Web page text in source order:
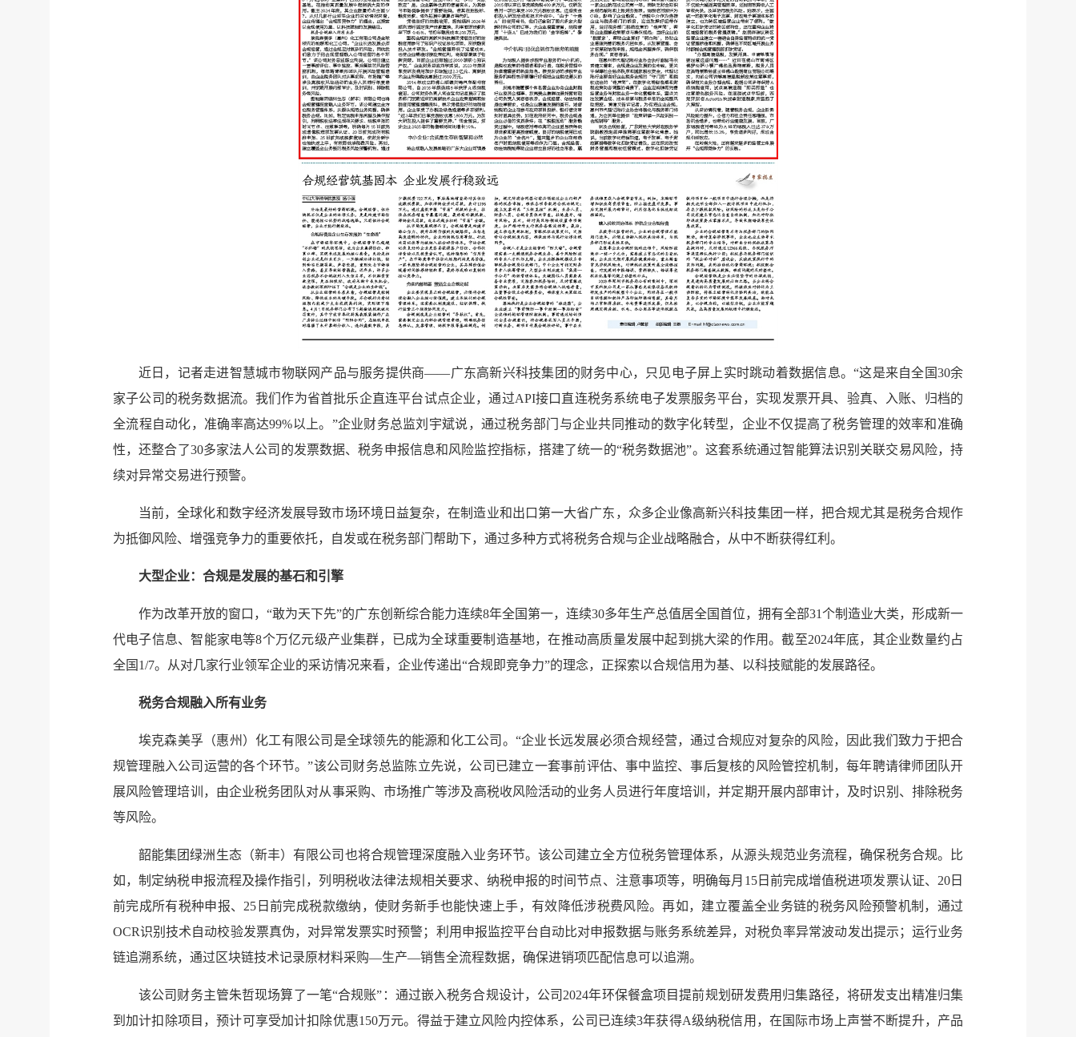
近日，记者走进智慧城市物联网产品与服务提供商——广东高新兴科技集团的财务中心，只见电子屏上实时跳动着数据信息。“这是来自全国30余
家子公司的税务数据流。我们作为省首批乐企直连平台试点企业，通过API接口直连税务系统电子发票服务平台，实现发票开具、验真、入账、归档的
全流程自动化，准确率高达99%以上。”企业财务总监刘宇斌说，通过税务部门与企业共同推动的数字化转型，企业不仅提高了税务管理的效率和准确
性，还整合了30多家法人公司的发票数据、税务申报信息和风险监控指标，搭建了统一的“税务数据池”。这套系统通过智能算法识别关联交易风险，持
续对异常交易进行预警。
当前，全球化和数字经济发展导致市场环境日益复杂，在制造业和出口第一大省广东，众多企业像高新兴科技集团一样，把合规尤其是税务合规作
为抵御风险、增强竞争力的重要依托，自发或在税务部门帮助下，通过多种方式将税务合规与企业战略融合，从中不断获得红利。
大型企业：合规是发展的基石和引擎
作为改革开放的窗口，“敢为天下先”的广东创新综合能力连续8年全国第一，连续30多年生产总值居全国首位，拥有全部31个制造业大类，形成新一
代电子信息、智能家电等8个万亿元级产业集群，已成为全球重要制造基地，在推动高质量发展中起到挑大梁的作用。截至2024年底，其企业数量约占
全国1/7。从对几家行业领军企业的采访情况来看，企业传递出“合规即竞争力”的理念，正探索以合规信用为基、以科技赋能的发展路径。
税务合规融入所有业务
埃克森美孚（惠州）化工有限公司是全球领先的能源和化工公司。“企业长远发展必须合规经营，通过合规应对复杂的风险，因此我们致力于把合
规管理融入公司运营的各个环节。”该公司财务总监陈立先说，公司已建立一套事前评估、事中监控、事后复核的风险管控机制，每年聘请律师团队开
展风险管理培训，由企业税务团队对从事采购、市场推广等涉及高税收风险活动的业务人员进行年度培训，并定期开展内部审计，及时识别、排除税务
等风险。
韶能集团绿洲生态（新丰）有限公司也将合规管理深度融入业务环节。该公司建立全方位税务管理体系，从源头规范业务流程，确保税务合规。比
如，制定纳税申报流程及操作指引，列明税收法律法规相关要求、纳税申报的时间节点、注意事项等，明确每月15日前完成增值税进项发票认证、20日
前完成所有税种申报、25日前完成税款缴纳，使财务新手也能快速上手，有效降低涉税费风险。再如，建立覆盖全业务链的税务风险预警机制，通过
OCR识别技术自动校验发票真伪，对异常发票实时预警；利用申报监控平台自动比对申报数据与账务系统差异，对税负率异常波动发出提示；运行业务
链追溯系统，通过区块链技术记录原材料采购—生产—销售全流程数据，确保进销项匹配信息可以追溯。
该公司财务主管朱哲现场算了一笔“合规账”：通过嵌入税务合规设计，公司2024年环保餐盒项目提前规划研发费用归集路径，将研发支出精准归集
到加计扣除项目，预计可享受加计扣除优惠150万元。得益于建立风险内控体系，公司已连续3年获得A级纳税信用，在国际市场上声誉不断提升，产品